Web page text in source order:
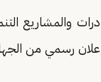
والمشاريع
رسمي من